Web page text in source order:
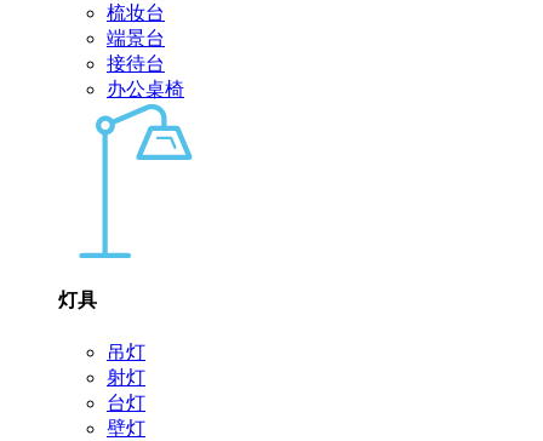
梳妆台
端景台
接待台
办公桌椅
灯具
吊灯
射灯
台灯
壁灯